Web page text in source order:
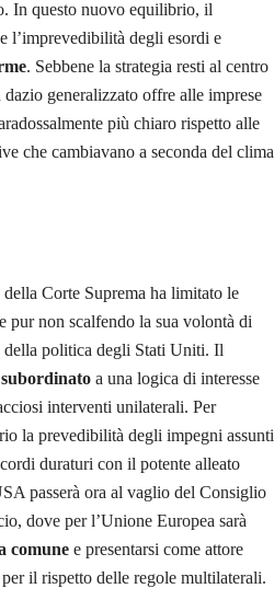
In questo nuovo equilibrio, il
l’imprevedibilità degli esordi e
. Sebbene la strategia resti al centro
generalizzato offre alle imprese
più chiaro rispetto alle
che cambiavano a seconda del clima
Corte Suprema ha limitato le
pur non scalfendo la sua volontà di
della politica degli Stati Uniti. Il
subordinato a una logica di interesse
interventi unilaterali. Per
la prevedibilità degli impegni assunti
duraturi con il potente alleato
passerà ora al vaglio del Consiglio
dove per l’Unione Europea sarà
comune e presentarsi come attore
il rispetto delle regole multilaterali.